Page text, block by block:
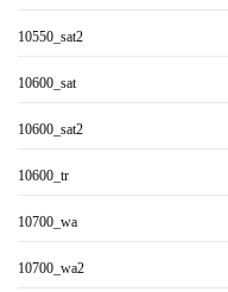
10550_sat2
10600_sat
10600_sat2
10600_tr
10700_wa
10700_wa2